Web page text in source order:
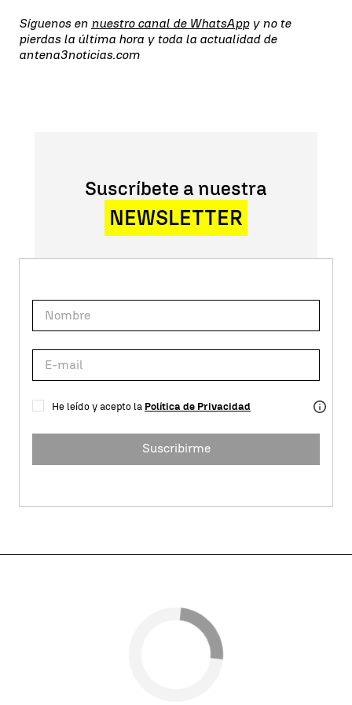
Síguenos en nuestro canal de WhatsAppy no te
pierdas la última hora y toda la actualidad de
antena3noticias.com
Suscríbete a nuestra
NEWSLETTER
He leído y acepto la Política de Privacidad
Suscribirme